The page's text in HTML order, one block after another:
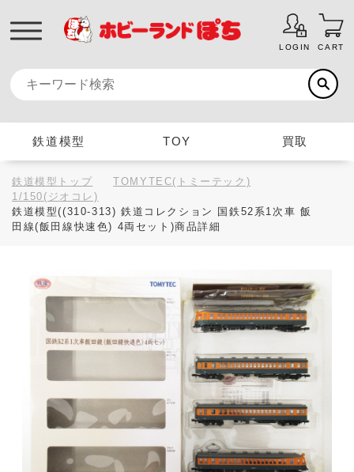
LOGIN CART
鉄道模型 TOY 買取
鉄道模型トップ
TOMYTEC(トミーテック)
1/150(ジオコレ)
鉄道模型((310-313) 鉄道コレクション 国鉄52系1次車 飯
田線(飯田線快速色) 4両セット)商品詳細